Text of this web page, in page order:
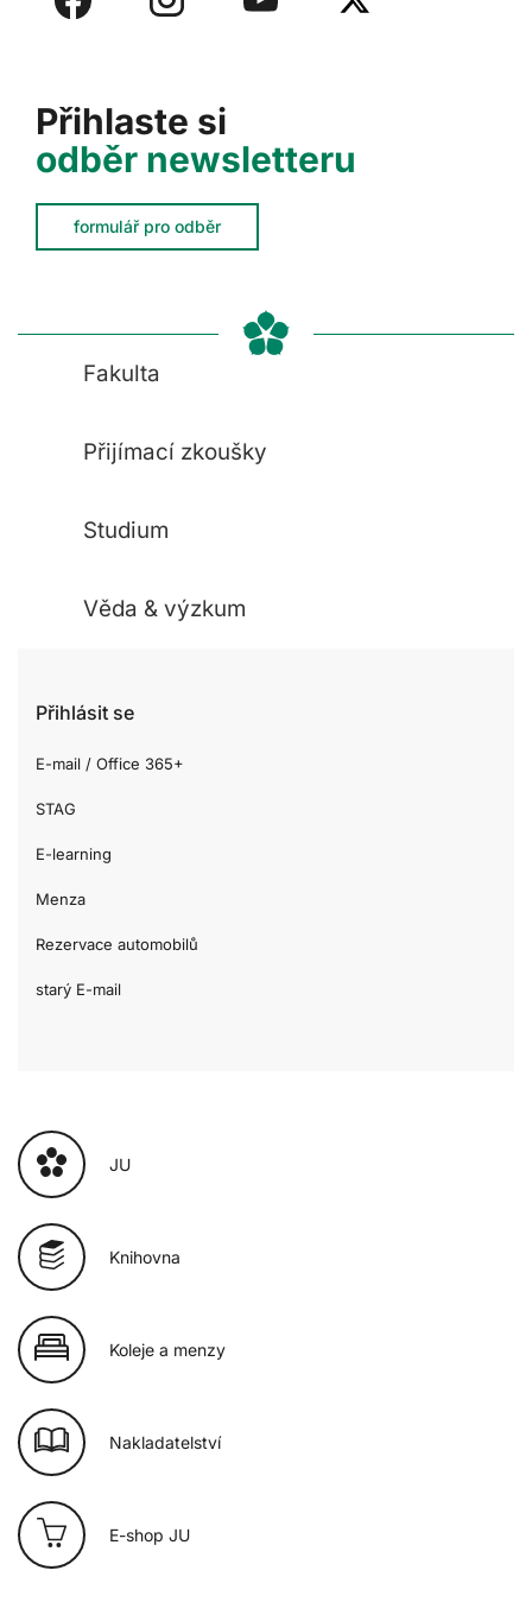
Přihlaste si
odběr newsletteru
formulář pro odběr
Fakulta
Přijímací zkoušky
Studium
Věda & výzkum
Přihlásit se
E-mail / Office 365+
STAG
E-learning
Menza
Rezervace automobilů
starý E-mail
JU
Knihovna
Koleje a menzy
Nakladatelství
E-shop JU